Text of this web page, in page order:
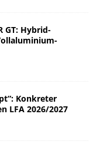
GT: Hybrid-
Konkreter
LFA 2026/2027